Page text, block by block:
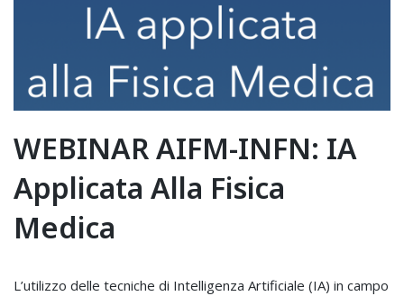
WEBINAR AIFM-INFN: IA
Applicata Alla Fisica
Medica
L’utilizzo delle tecniche di Intelligenza Artificiale (IA) in campo